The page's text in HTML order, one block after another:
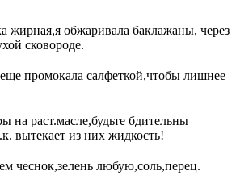
жирная,я обжаривала баклажаны, через
сковороде.
промокала салфеткой,чтобы лишнее
раст.масле,будьте бдительны
вытекает из них жидкость!
чеснок,зелень любую,соль,перец.